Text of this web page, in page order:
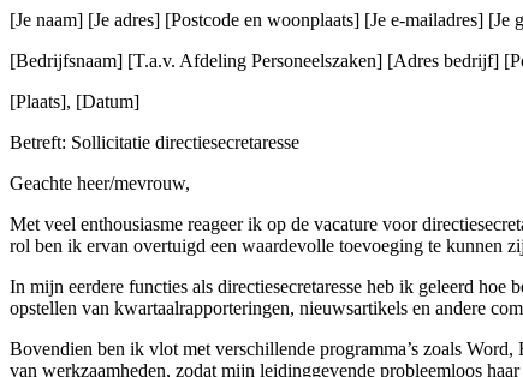
[Je naam] [Je adres] [Postcode en woonplaats] [Je e-mailadres] [Je
[Bedrijfsnaam] [T.a.v. Afdeling Personeelszaken] [Adres bedrijf]
[Plaats], [Datum]
Betreft: Sollicitatie directiesecretaresse
Geachte heer/mevrouw,
Met veel enthousiasme reageer ik op de vacature voor
rol ben ik ervan overtuigd een waardevolle toevoeging te kunnen
In mijn eerdere functies als directiesecretaresse heb ik geleerd
opstellen van kwartaalrapporteringen, nieuwsartikels en andere
Bovendien ben ik vlot met verschillende programma’s zoals
van werkzaamheden, zodat mijn leidinggevende probleemloos